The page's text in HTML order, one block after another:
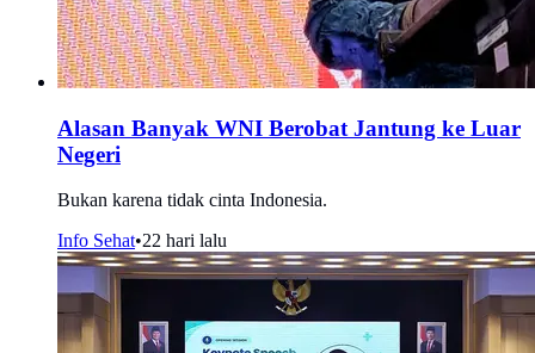
Alasan Banyak WNI Berobat Jantung ke Luar
Negeri
Bukan karena tidak cinta Indonesia.
Info Sehat•22 hari lalu